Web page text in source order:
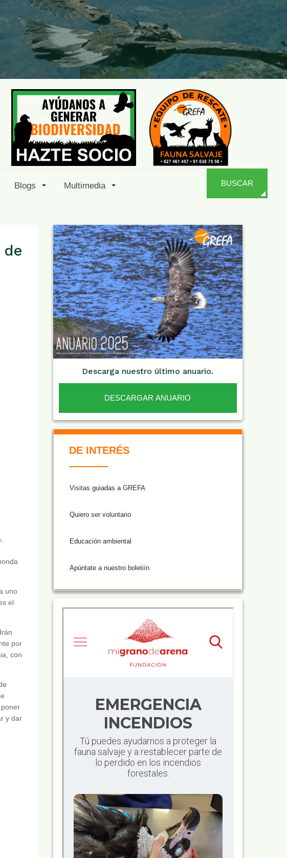
Blogs Multimedia BUSCAR
de
uno
el
por
con
y dar
Descarga nuestro último anuario.
DESCARGAR ANUARIO
DE INTERÉS
Visitas guiadas a GREFA
Quiero ser voluntario
Educación ambiental
Apúntate a nuestro boletiín